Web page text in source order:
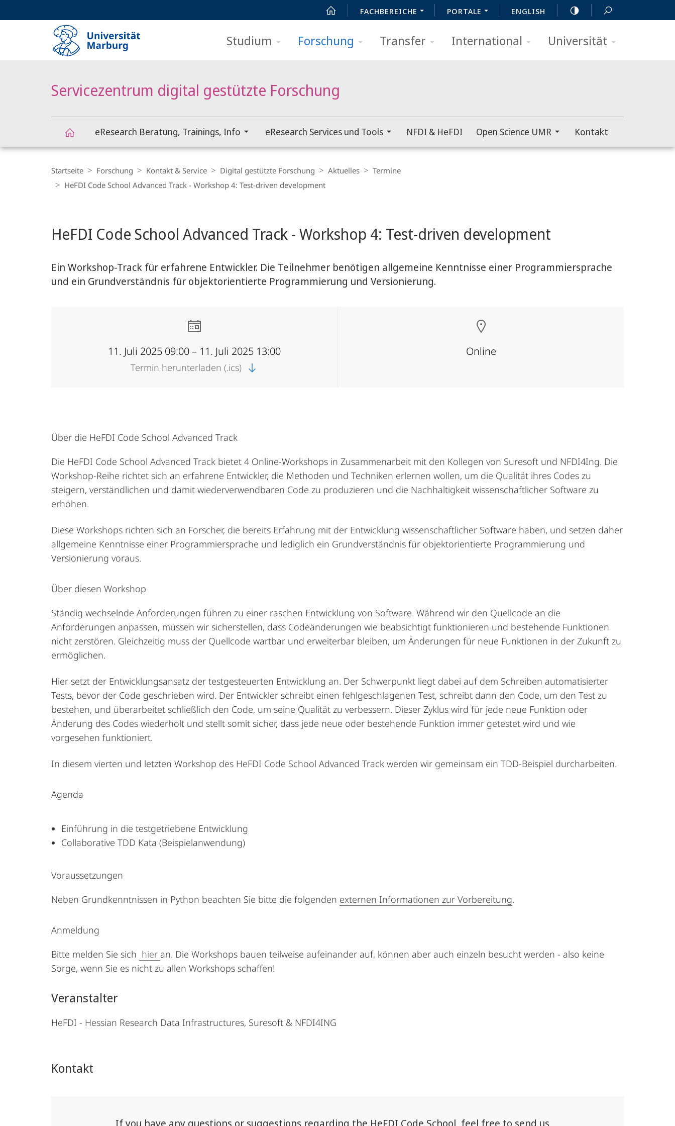
FACHBEREICHE PORTALE ENGLISH
Studium Forschung Transfer International Universität
Servicezentrum digital gestützte Forschung
digital
Forschung
eResearch Beratung, Trainings, Info eResearch Services und Tools NFDI & HeFDI Open Science UMR Kontakt
Navigation
Startseite Forschung Kontakt & Service Digital gestützte Forschung Aktuelles
Termine
HeFDI Code School Advanced Track - Workshop 4: Test-driven development
HeFDI Code School Advanced Track - Workshop 4: Test-driven development
Ein Workshop-Track für erfahrene Entwickler. Die Teilnehmer benötigen allgemeine Kenntnisse einer Programmiersprache
und ein Grundverständnis für objektorientierte Programmierung und Versionierung.
11. Juli 2025 09:00 – 11. Juli 2025 13:00
Termin herunterladen (.ics)
Online
Über die HeFDI Code School Advanced Track
Die HeFDI Code School Advanced Track bietet 4 Online-Workshops in Zusammenarbeit mit den Kollegen von Suresoft und NFDI4Ing. Die
Workshop-Reihe richtet sich an erfahrene Entwickler, die Methoden und Techniken erlernen wollen, um die Qualität ihres Codes zu
steigern, verständlichen und damit wiederverwendbaren Code zu produzieren und die Nachhaltigkeit wissenschaftlicher Software zu
erhöhen.
Diese Workshops richten sich an Forscher, die bereits Erfahrung mit der Entwicklung wissenschaftlicher Software haben, und setzen daher
allgemeine Kenntnisse einer Programmiersprache und lediglich ein Grundverständnis für objektorientierte Programmierung und
Versionierung voraus.
Über diesen Workshop
Ständig wechselnde Anforderungen führen zu einer raschen Entwicklung von Software. Während wir den Quellcode an die
Anforderungen anpassen, müssen wir sicherstellen, dass Codeänderungen wie beabsichtigt funktionieren und bestehende Funktionen
nicht zerstören. Gleichzeitig muss der Quellcode wartbar und erweiterbar bleiben, um Änderungen für neue Funktionen in der Zukunft zu
ermöglichen.
Hier setzt der Entwicklungsansatz der testgesteuerten Entwicklung an. Der Schwerpunkt liegt dabei auf dem Schreiben automatisierter
Tests, bevor der Code geschrieben wird. Der Entwickler schreibt einen fehlgeschlagenen Test, schreibt dann den Code, um den Test zu
bestehen, und überarbeitet schließlich den Code, um seine Qualität zu verbessern. Dieser Zyklus wird für jede neue Funktion oder
Änderung des Codes wiederholt und stellt somit sicher, dass jede neue oder bestehende Funktion immer getestet wird und wie
vorgesehen funktioniert.
In diesem vierten und letzten Workshop des HeFDI Code School Advanced Track werden wir gemeinsam ein TDD-Beispiel durcharbeiten.
Agenda
Einführung in die testgetriebene Entwicklung
Collaborative TDD Kata (Beispielanwendung)
Voraussetzungen
Neben Grundkenntnissen in Python beachten Sie bitte die folgenden externen Informationen zur Vorbereitung.
Anmeldung
Bitte melden Sie sich hier an. Die Workshops bauen teilweise aufeinander auf, können aber auch einzeln besucht werden - also keine
Sorge, wenn Sie es nicht zu allen Workshops schaffen!
Veranstalter
HeFDI - Hessian Research Data Infrastructures, Suresoft & NFDI4ING
Kontakt
If you have any questions or suggestions regarding the HeFDI Code School, feel free to send us